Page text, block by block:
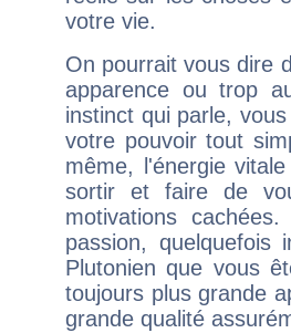
votre vie.
On pourrait vous dire
apparence ou trop
instinct qui parle,
votre pouvoir tout
même, l'énergie
sortir et faire de
motivations
passion, quelquefois
Plutonien que vous
toujours plus grande
grande qualité